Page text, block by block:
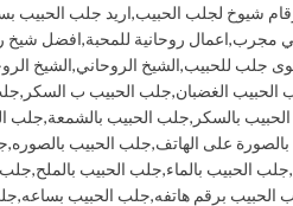
شيوخ لجلب الحبيب,اريد جلب الحبيب
مجرب,اعمال روحانية للمحبة,افضل شيخ
جلب للحبيب,الشيخ الروحاني,الشيخ
الحبيب الغضبان,جلب الحبيب ب السكر ,
بالسكر ,جلب الحبيب بالشمعة,جلب
على الهاتف,جلب الحبيب بالصوره,
,جلب الحبيب بالماء,جلب الحبيب بالملح,جلب
الحبيب برقم هاتفه,جلب الحبيب بساعه,